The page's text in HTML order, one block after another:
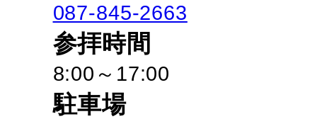
087-845-2663
参拝時間
8:00～17:00
駐車場